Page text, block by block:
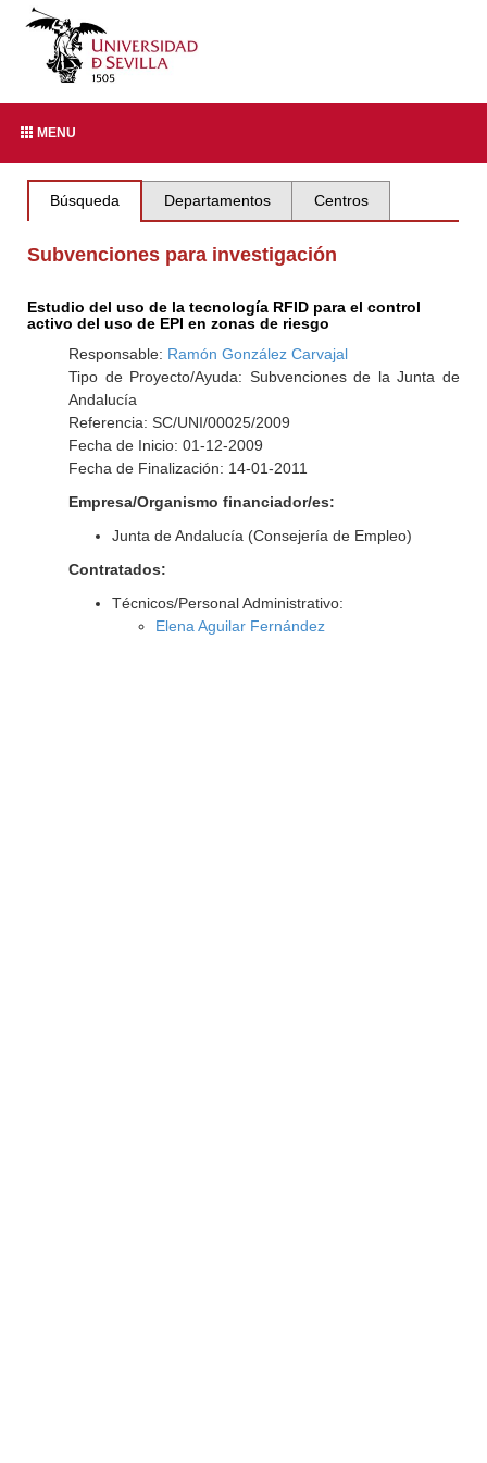
MENU
Búsqueda Departamentos Centros
Subvenciones para investigación
Estudio del uso de la tecnología RFID para el control
activo del uso de EPI en zonas de riesgo
Responsable: Ramón González Carvajal
Tipo de Proyecto/Ayuda: Subvenciones de la Junta de
Andalucía
Referencia: SC/UNI/00025/2009
Fecha de Inicio: 01-12-2009
Fecha de Finalización: 14-01-2011
Empresa/Organismo financiador/es:
Junta de Andalucía (Consejería de Empleo)
Contratados:
Técnicos/Personal Administrativo:
Elena Aguilar Fernández